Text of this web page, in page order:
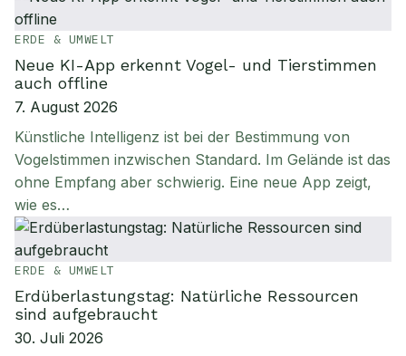
ERDE & UMWELT
Neue KI-App erkennt Vogel- und Tierstimmen
auch offline
7. August 2026
Künstliche Intelligenz ist bei der Bestimmung von
Vogelstimmen inzwischen Standard. Im Gelände ist das
ohne Empfang aber schwierig. Eine neue App zeigt,
wie es…
ERDE & UMWELT
Erdüberlastungstag: Natürliche Ressourcen
sind aufgebraucht
30. Juli 2026